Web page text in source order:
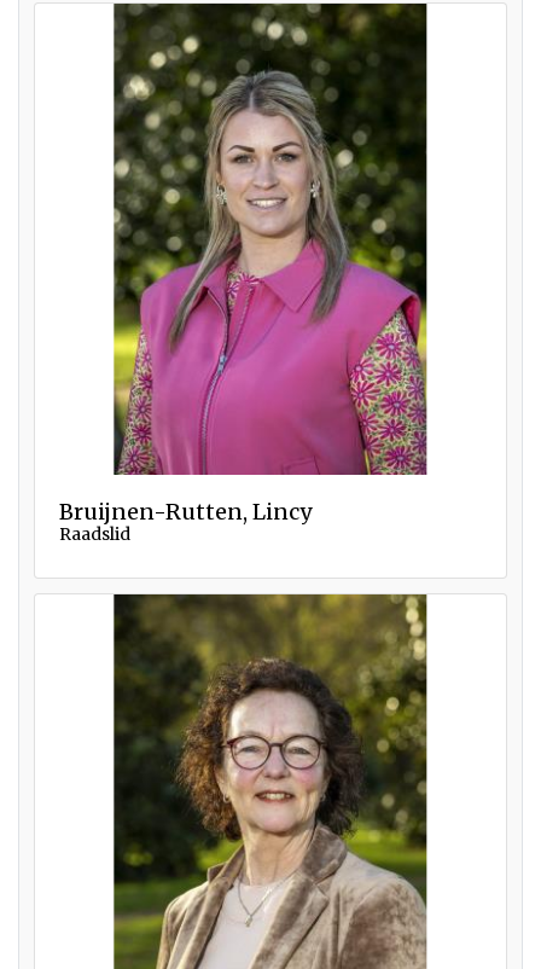
Bruijnen-Rutten, Lincy
Raadslid